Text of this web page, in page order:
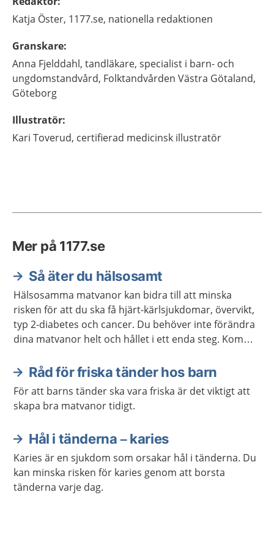
Katja Öster, 1177.se, nationella redaktionen
Granskare:
Anna Fjelddahl, tandläkare, specialist i barn- och
ungdomstandvård, Folktandvården Västra Götaland,
Göteborg
Illustratör:
Kari Toverud, certifierad medicinsk illustratör
Mer på 1177.se
Så äter du hälsosamt
Hälsosamma matvanor kan bidra till att minska
risken för att du ska få hjärt-kärlsjukdomar, övervikt,
typ 2-diabetes och cancer. Du behöver inte förändra
dina matvanor helt och hållet i ett enda steg. Kom
Råd för friska tänder hos barn
För att barns tänder ska vara friska är det viktigt att
skapa bra matvanor tidigt.
Hål i tänderna – karies
Karies är en sjukdom som orsakar hål i tänderna. Du
kan minska risken för karies genom att borsta
tänderna varje dag.